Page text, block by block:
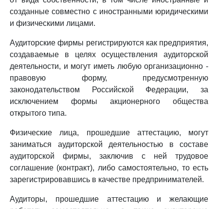
созданные совместно с иностранными юридическими
и физическими лицами.
Аудиторские фирмы регистрируются как предприятия,
создаваемые в целях осуществления аудиторской
деятельности, и могут иметь любую организационно -
правовую форму, предусмотренную
законодательством Российской Федерации, за
исключением формы акционерного общества
открытого типа.
Физические лица, прошедшие аттестацию, могут
заниматься аудиторской деятельностью в составе
аудиторской фирмы, заключив с ней трудовое
соглашение (контракт), либо самостоятельно, то есть
зарегистрировавшись в качестве предпринимателей.
Аудиторы, прошедшие аттестацию и желающие